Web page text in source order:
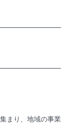
まり、地域の事業